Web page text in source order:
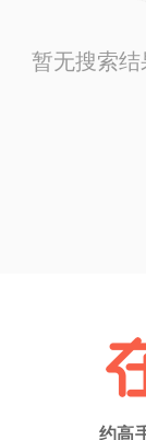
暂无搜索
约高